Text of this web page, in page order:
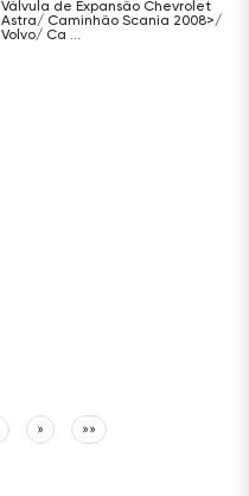
Válvula de Expansão Chevrolet
Astra/ Caminhão Scania 2008>/
Volvo/ Ca ...
» »»